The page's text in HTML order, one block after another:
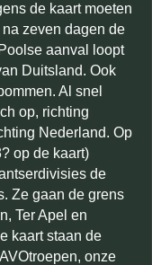
de kaart moeten
zeven dagen de
aanval loopt
Duitsland. Ook
Al snel
op, richting
Nederland. Op
op de kaart)
de
Ze gaan de grens
Ter Apel en
kaart staan de
onze